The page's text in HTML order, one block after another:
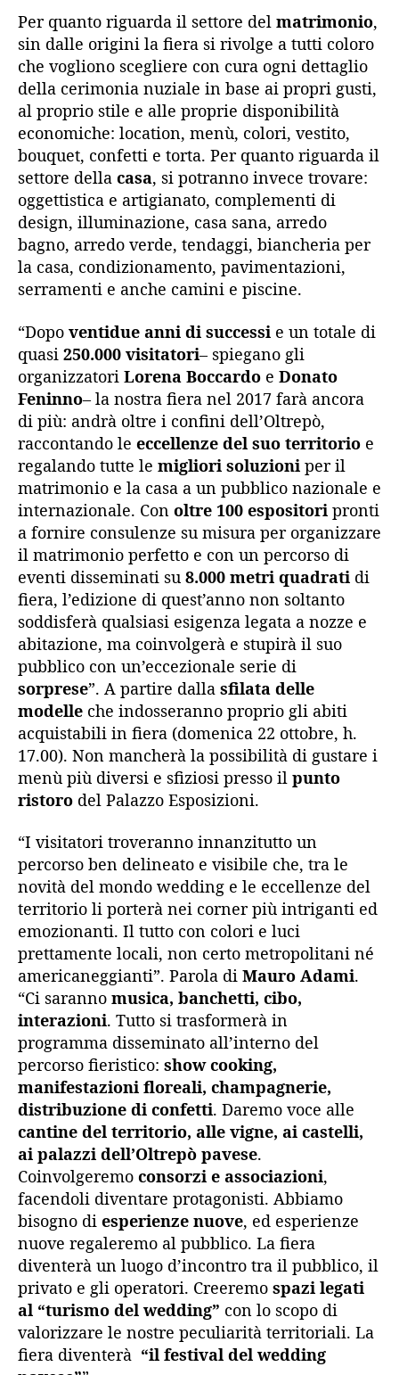
Per quanto riguarda il settore del matrimonio,
sin dalle origini la fiera si rivolge a tutti coloro
che vogliono scegliere con cura ogni dettaglio
della cerimonia nuziale in base ai propri gusti,
al proprio stile e alle proprie disponibilità
economiche: location, menù, colori, vestito,
bouquet, confetti e torta. Per quanto riguarda il
settore della casa, si potranno invece trovare:
oggettistica e artigianato, complementi di
design, illuminazione, casa sana, arredo
bagno, arredo verde, tendaggi, biancheria per
la casa, condizionamento, pavimentazioni,
serramenti e anche camini e piscine.
“Dopo ventidue anni di successi e un totale di
quasi 250.000 visitatori– spiegano gli
organizzatori Lorena Boccardo e Donato
Feninno– la nostra fiera nel 2017 farà ancora
di più: andrà oltre i confini dell’Oltrepò,
raccontando le eccellenze del suo territorio e
regalando tutte le migliori soluzioni per il
matrimonio e la casa a un pubblico nazionale e
internazionale. Con oltre 100 espositori pronti
a fornire consulenze su misura per organizzare
il matrimonio perfetto e con un percorso di
eventi disseminati su 8.000 metri quadrati di
fiera, l’edizione di quest’anno non soltanto
soddisferà qualsiasi esigenza legata a nozze e
abitazione, ma coinvolgerà e stupirà il suo
pubblico con un’eccezionale serie di
sorprese”. A partire dalla sfilata delle
modelle che indosseranno proprio gli abiti
acquistabili in fiera (domenica 22 ottobre, h.
17.00). Non mancherà la possibilità di gustare i
menù più diversi e sfiziosi presso il punto
ristoro del Palazzo Esposizioni.
“I visitatori troveranno innanzitutto un
percorso ben delineato e visibile che, tra le
novità del mondo wedding e le eccellenze del
territorio li porterà nei corner più intriganti ed
emozionanti. Il tutto con colori e luci
prettamente locali, non certo metropolitani né
americaneggianti”. Parola di Mauro Adami.
“Ci saranno musica, banchetti, cibo,
interazioni. Tutto si trasformerà in
programma disseminato all’interno del
percorso fieristico: show cooking,
manifestazioni floreali, champagnerie,
distribuzione di confetti. Daremo voce alle
cantine del territorio, alle vigne, ai castelli,
ai palazzi dell’Oltrepò pavese.
Coinvolgeremo consorzi e associazioni,
facendoli diventare protagonisti. Abbiamo
bisogno di esperienze nuove, ed esperienze
nuove regaleremo al pubblico. La fiera
diventerà un luogo d’incontro tra il pubblico, il
privato e gli operatori. Creeremo spazi legati
al “turismo del wedding” con lo scopo di
valorizzare le nostre peculiarità territoriali. La
fiera diventerà “il festival del wedding